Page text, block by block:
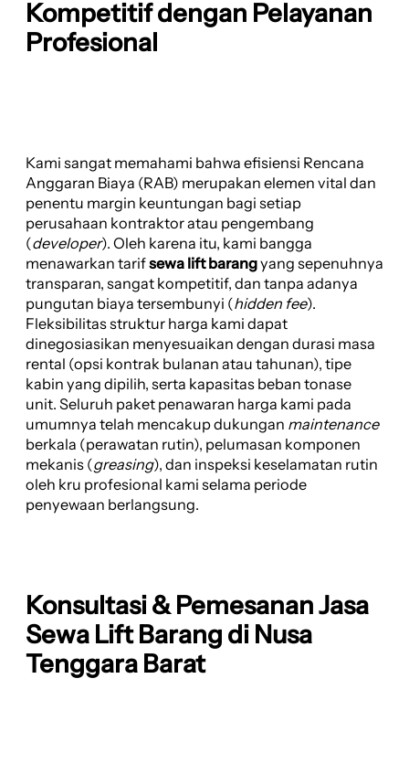
Kompetitif dengan Pelayanan
Profesional
Kami sangat memahami bahwa efisiensi Rencana
Anggaran Biaya (RAB) merupakan elemen vital dan
penentu margin keuntungan bagi setiap
perusahaan kontraktor atau pengembang
(developer). Oleh karena itu, kami bangga
menawarkan tarifsewa lift barangyang sepenuhnya
transparan, sangat kompetitif, dan tanpa adanya
pungutan biaya tersembunyi (hidden fee).
Fleksibilitas struktur harga kami dapat
dinegosiasikan menyesuaikan dengan durasi masa
rental (opsi kontrak bulanan atau tahunan), tipe
kabin yang dipilih, serta kapasitas beban tonase
unit. Seluruh paket penawaran harga kami pada
umumnya telah mencakup dukungan maintenance
berkala (perawatan rutin), pelumasan komponen
mekanis (greasing), dan inspeksi keselamatan rutin
oleh kru profesional kami selama periode
penyewaan berlangsung.
Konsultasi & Pemesanan Jasa
Sewa Lift Barang di Nusa
Tenggara Barat